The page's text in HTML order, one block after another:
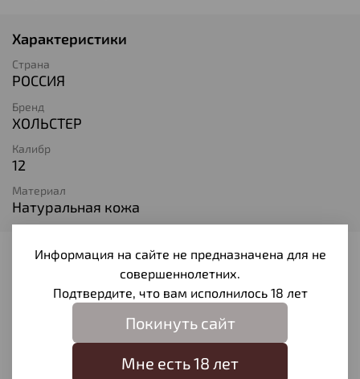
Характеристики
Страна
РОССИЯ
Бренд
ХОЛЬСТЕР
Калибр
12
Материал
Натуральная кожа
Отзывы
Отзывов еще никто не оставлял
Информация на сайте не предназначена для не
совершеннолетних.
Подтвердите, что вам исполнилось 18 лет
Покинуть сайт
Мне есть 18 лет